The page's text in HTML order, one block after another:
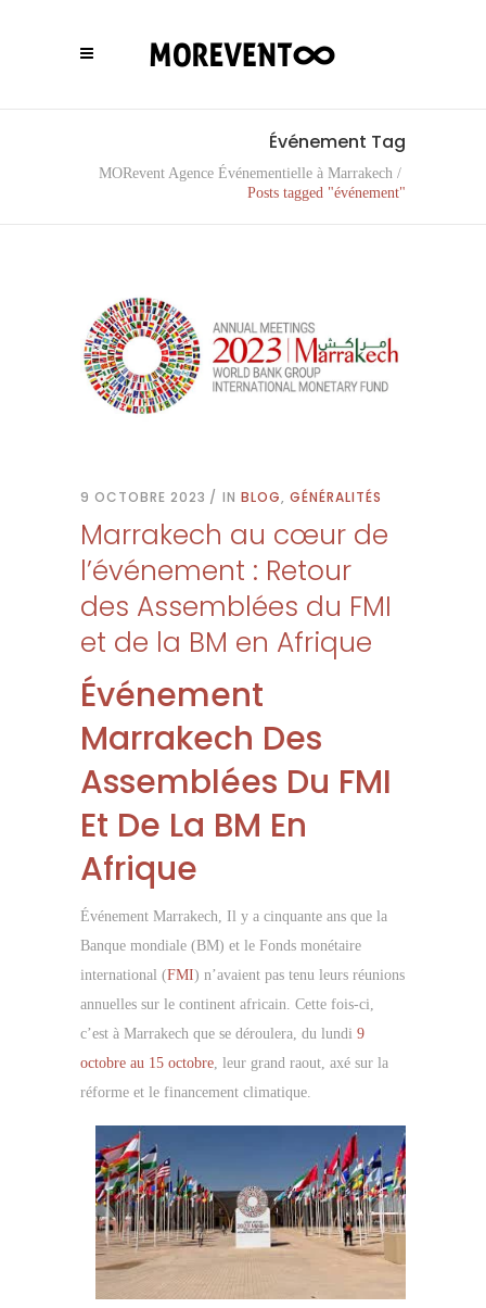
Événement Tag
MORevent Agence Événementielle à Marrakech /
Posts tagged "événement"
9 OCTOBRE 2023 IN BLOG, GÉNÉRALITÉS
Marrakech au cœur de
l’événement : Retour
des Assemblées du FMI
et de la BM en Afrique
Événement
Marrakech Des
Assemblées Du FMI
Et De La BM En
Afrique
Événement Marrakech, Il y a cinquante ans que la
Banque mondiale (BM) et le Fonds monétaire
international (FMI) n’avaient pas tenu leurs réunions
annuelles sur le continent africain. Cette fois-ci,
c’est à Marrakech que se déroulera, du lundi 9
octobre au 15 octobre, leur grand raout, axé sur la
réforme et le financement climatique.